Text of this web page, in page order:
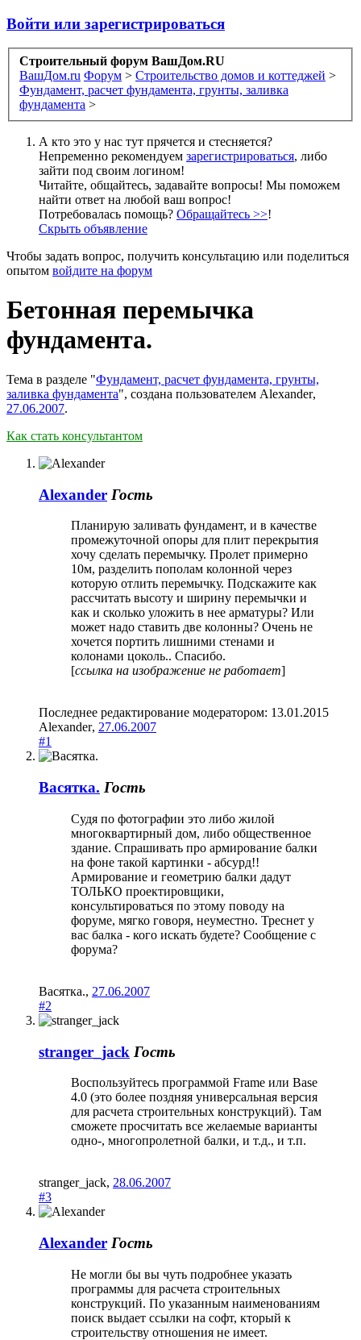
Войти или зарегистрироваться
Строительный форум ВашДом.RU
ВашДом.ru Форум > Строительство домов и коттеджей >
Фундамент, расчет фундамента, грунты, заливка
фундамента >
А кто это у нас тут прячется и стесняется?
Непременно рекомендуем зарегистрироваться, либо
зайти под своим логином!
Читайте, общайтесь, задавайте вопросы! Мы поможем
найти ответ на любой ваш вопрос!
Потребовалась помощь? Обращайтесь >>!
Скрыть объявление
Чтобы задать вопрос, получить консультацию или поделиться
опытом войдите на форум
Бетонная перемычка
фундамента.
Тема в разделе "Фундамент, расчет фундамента, грунты,
заливка фундамента", создана пользователем Alexander,
27.06.2007.
Как стать консультантом
Alexander Гость
Планирую заливать фундамент, и в качестве
промежуточной опоры для плит перекрытия
хочу сделать перемычку. Пролет примерно
10м, разделить пополам колонной через
которую отлить перемычку. Подскажите как
рассчитать высоту и ширину перемычки и
как и сколько уложить в нее арматуры? Или
может надо ставить две колонны? Очень не
хочется портить лишними стенами и
колонами цоколь.. Спасибо.
[ссылка на изображение не работает]
Последнее редактирование модератором: 13.01.2015
Alexander, 27.06.2007
#1
Васятка. Гость
Судя по фотографии это либо жилой
многоквартирный дом, либо общественное
здание. Спрашивать про армирование балки
на фоне такой картинки - абсурд!!
Армирование и геометрию балки дадут
ТОЛЬКО проектировщики,
консультироваться по этому поводу на
форуме, мягко говоря, неуместно. Треснет у
вас балка - кого искать будете? Сообщение с
форума?
Васятка., 27.06.2007
#2
stranger_jack Гость
Воспользуйтесь программой Frame или Base
4.0 (это более поздняя универсальная версия
для расчета строительных конструкций). Там
сможете просчитать все желаемые варианты
одно-, многопролетной балки, и т.д., и т.п.
stranger_jack, 28.06.2007
#3
Alexander Гость
Не могли бы вы чуть подробнее указать
программы для расчета строительных
конструкций. По указанным наименованиям
поиск выдает ссылки на софт, кторый к
строительству отношения не имеет.